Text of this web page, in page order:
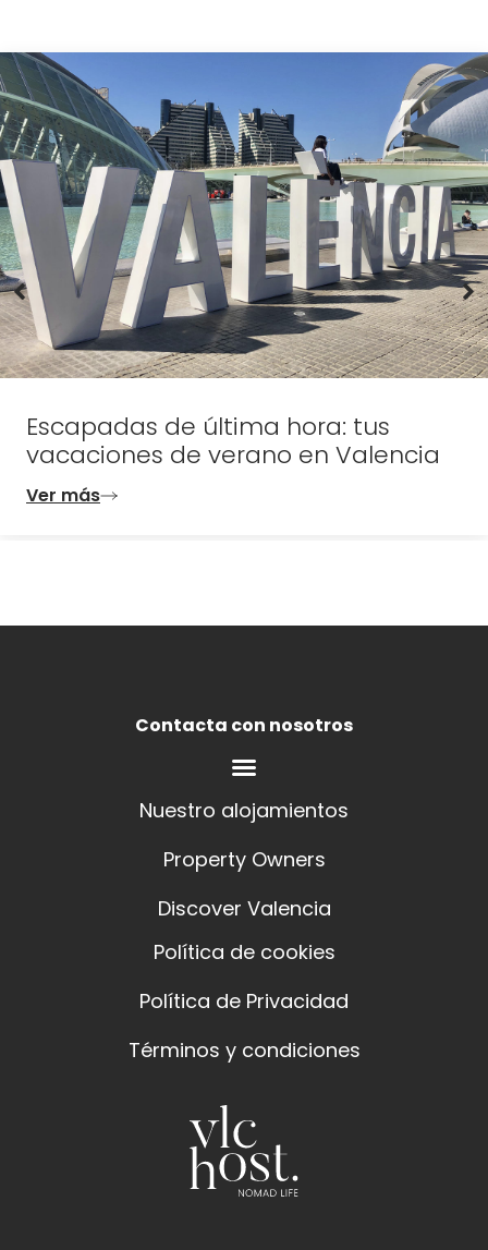
Escapadas de última hora: tus
vacaciones de verano en Valencia
Ver más
Contacta con nosotros
Nuestro alojamientos
Property Owners
Discover Valencia
Política de cookies
Política de Privacidad
Términos y condiciones